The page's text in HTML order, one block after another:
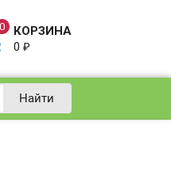
КОРЗИНА
0₽
Найти